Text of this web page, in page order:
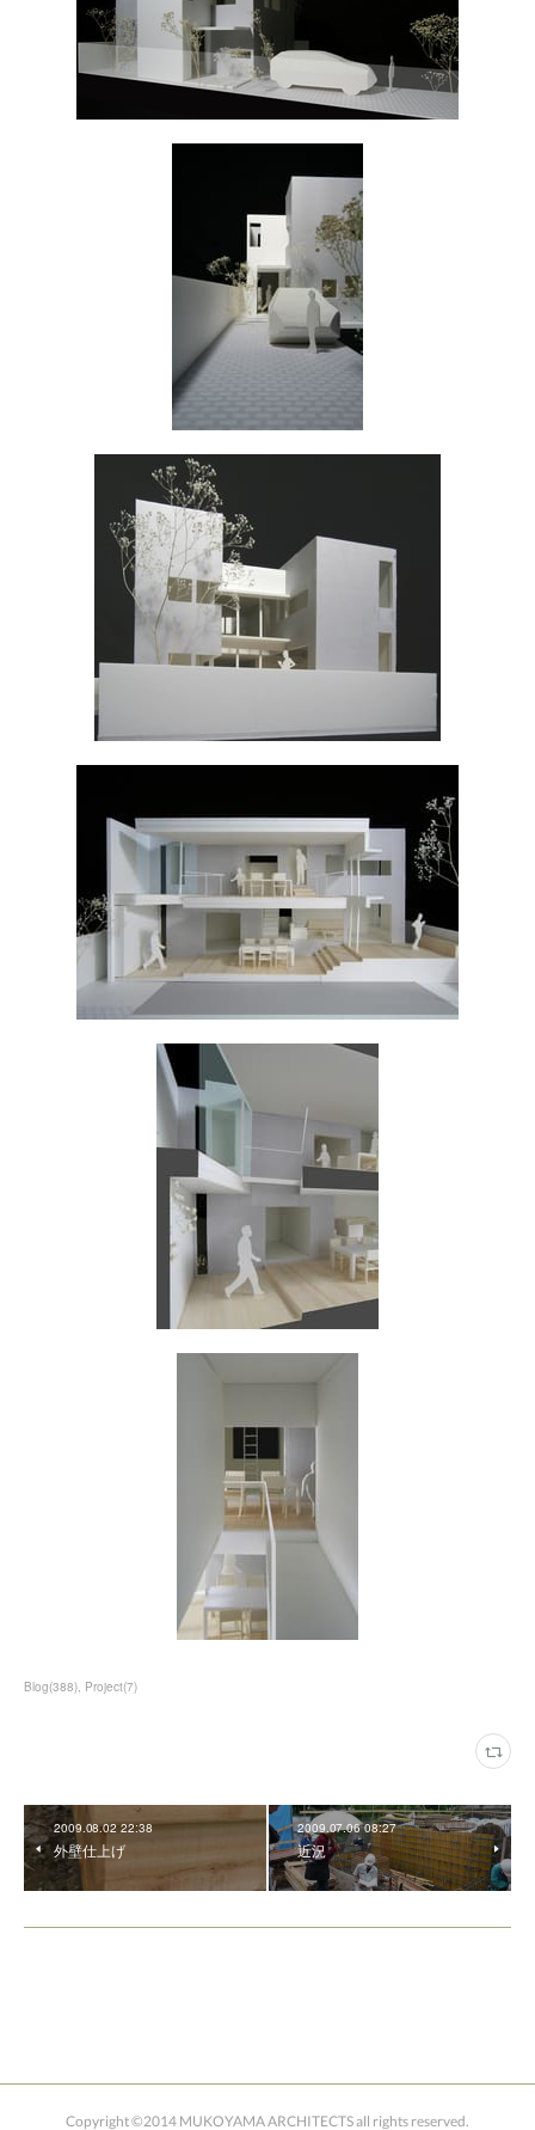
Blog(388) Project(7)
2009.08.02 22:38
外壁仕上げ
2009.07.06 08:27
近況
Copyright ©2014 MUKOYAMA ARCHITECTS all rights reserved.